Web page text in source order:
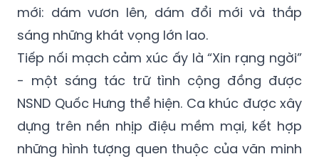
mới: dám vươn lên, dám đổi mới và thắp
sáng những khát vọng lớn lao.
Tiếp nối mạch cảm xúc ấy là “Xin rạng ngời”
- một sáng tác trữ tình cộng đồng được
NSND Quốc Hưng thể hiện. Ca khúc được xây
dựng trên nền nhịp điệu mềm mại, kết hợp
những hình tượng quen thuộc của văn minh